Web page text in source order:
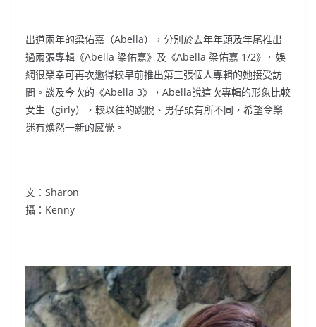
出道兩年的梁佑嘉（Abella），分別於去年年頭及年尾推出
過兩張專輯《Abella 梁佑嘉》及《Abella 梁佑嘉 1/2》。娛
網很榮幸可再次邀得較早前推出第三張個人專輯的她接受訪
問。談及今次的《Abella 3》，Abella說這次專輯的形象比較
女生（girly），較以往的跳脫、男仔頭有所不同，希望令樂
迷有煥然一新的感覺。
文：Sharon
攝：Kenny